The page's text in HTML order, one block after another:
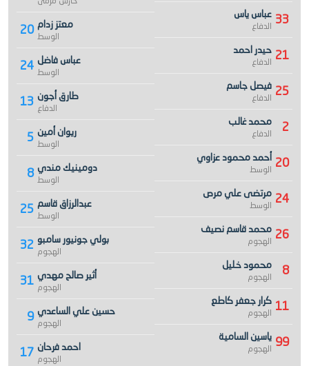
20 معتز زدام
الوسط
24 عباس فاضل
الوسط
13 طارق أجون
الدفاع
5 ريوان أمين
الوسط
8 دومينيك مندي
الوسط
25 عبدالرزاق قاسم
الوسط
32 بولي جونيور سامبو
الهجوم
31 أثير صالح مهدي
الهجوم
9 حسين علي الساعدي
الهجوم
17 احمد فرحان
الهجوم
33 عباس ياس
الدفاع
21 حيدر احمد
الدفاع
25 فيصل جاسم
الدفاع
2 محمد غالب
الدفاع
20 أحمد محمود عزاوي
الوسط
24 مرتضى علي مرص
الوسط
26 محمد قاسم نصيف
الهجوم
8 محمود خليل
الهجوم
11 كرار جعفر كاطع
الهجوم
99 ياسين السامية
الهجوم